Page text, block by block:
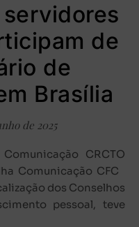
de
de
Brasília
de 2025
Comunicação CFC
dos Conselhos
pessoal, teve